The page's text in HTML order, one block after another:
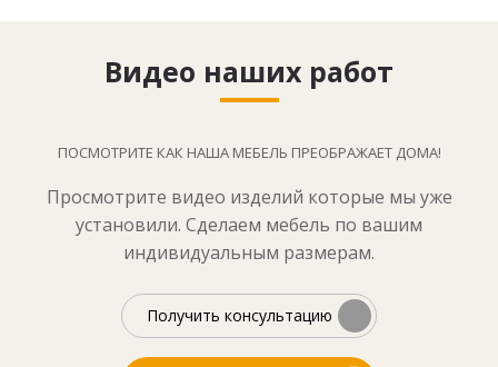
Видео наших работ
ПОСМОТРИТЕ КАК НАША МЕБЕЛЬ ПРЕОБРАЖАЕТ ДОМА!
Просмотрите видео изделий которые мы уже
установили. Сделаем мебель по вашим
индивидуальным размерам.
Получить консультацию